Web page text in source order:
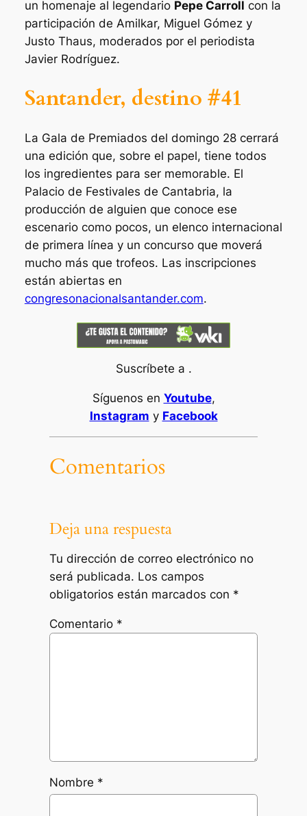
un homenaje al legendario Pepe Carroll con la
participación de Amilkar, Miguel Gómez y
Justo Thaus, moderados por el periodista
Javier Rodríguez.
Santander, destino #41
La Gala de Premiados del domingo 28 cerrará
una edición que, sobre el papel, tiene todos
los ingredientes para ser memorable. El
Palacio de Festivales de Cantabria, la
producción de alguien que conoce ese
escenario como pocos, un elenco internacional
de primera línea y un concurso que moverá
mucho más que trofeos. Las inscripciones
están abiertas en
congresonacionalsantander.com.
Suscríbete a .
Síguenos en Youtube,
Instagram y Facebook
Comentarios
Deja una respuesta
Tu dirección de correo electrónico no
será publicada. Los campos
obligatorios están marcados con *
Comentario *
Nombre *